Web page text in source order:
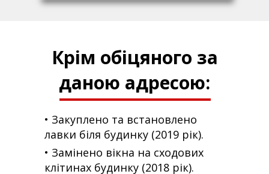
Крім обіцяного за
даною адресою:
• Замінено вікна на сходових
клітинах будинку (2018 рік).
• Закуплено та встановлено
лавки біля будинку (2019 рік).